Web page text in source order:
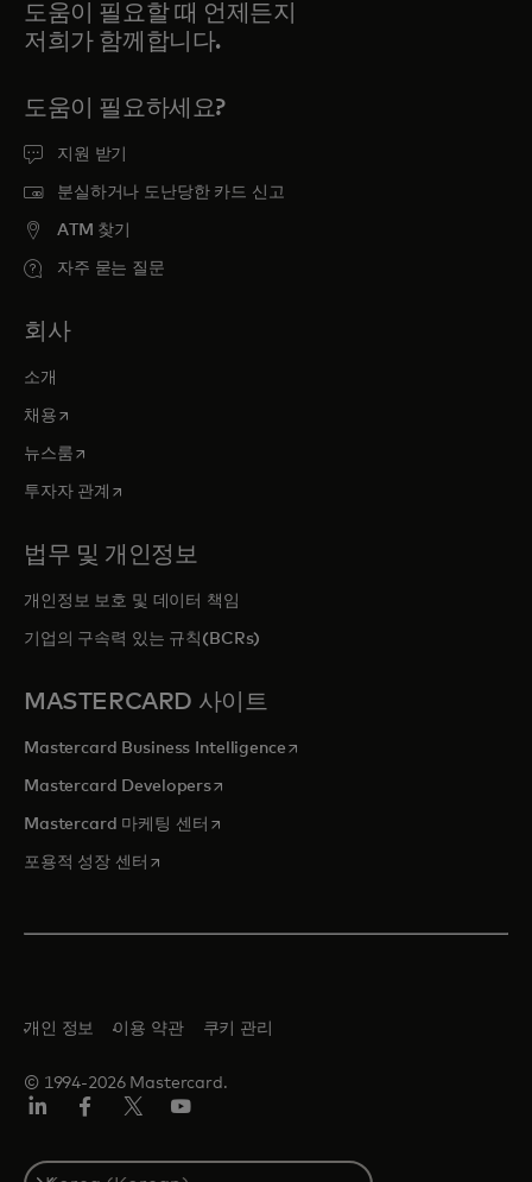
도움이 필요할 때 언제든지
저희가 함께합니다.
도움이 필요하세요?
지원 받기
분실하거나 도난당한 카드 신고
ATM 찾기
자주 묻는 질문
회사
소개
채용새 탭에서 열림
뉴스룸새 탭에서 열림
투자자 관계 새 탭에서 열림
법무 및 개인정보
개인정보 보호 및 데이터 책임
기업의 구속력 있는 규칙(BCRs)
MASTERCARD 사이트
Mastercard Business Intelligence새 탭에서 열림
Mastercard Developers새 탭에서 열림
Mastercard 마케팅 센터 새 탭에서 열림
포용적 성장 센터 새 탭에서 열림
© 1994-2026 Mastercard.
개인 정보 이용 약관 쿠키 관리
SIn
ook
터/
X
브